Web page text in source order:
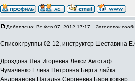
Добавлено: Вт Фев 07, 2012 17:17 Заголовок
Список группы 02-12, инструктор Шеставина
Дроздова Яна Игоревна Лекси Ам.стаф
Чумаченко Елена Петровна Берта лайка
Андрианова Наталья Сергеевна Бари коккер